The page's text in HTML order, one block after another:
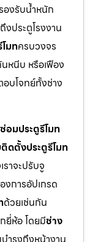
องรับน้ำหนัก
งประตูโรงงาน
มทครบวงจร
นหนีบ หรือเฟือง
อบโจทย์ทั้งช่าง
อมประตูรีโมท
ดตั้งประตูรีโมท
ราจะปรับจู
การอัปเกรด
ด้วยเช่นกัน
ยี่ห้อ โดยมีช่าง